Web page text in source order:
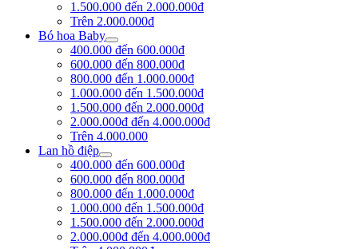
1.500.000 đến 2.000.000đ
Trên 2.000.000đ
Bó hoa Baby
400.000 đến 600.000đ
600.000 đến 800.000đ
800.000 đến 1.000.000đ
1.000.000 đến 1.500.000đ
1.500.000 đến 2.000.000đ
2.000.000đ đến 4.000.000đ
Trên 4.000.000
Lan hồ điệp
400.000 đến 600.000đ
600.000 đến 800.000đ
800.000 đến 1.000.000đ
1.000.000 đến 1.500.000đ
1.500.000 đến 2.000.000đ
2.000.000đ đến 4.000.000đ